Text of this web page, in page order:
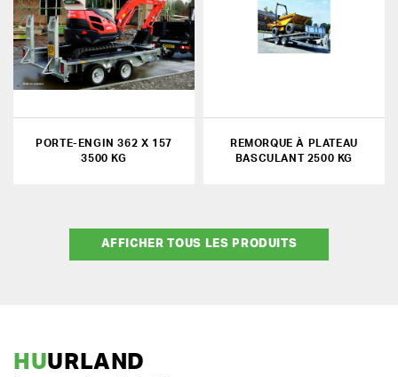
PORTE-ENGIN 362 X 157
3500 KG
REMORQUE À PLATEAU
BASCULANT 2500 KG
AFFICHER TOUS LES PRODUITS
HUURLAND